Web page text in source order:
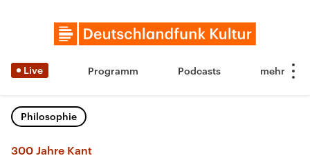
Live Programm Podcasts
Philosophie
300 Jahre Kant